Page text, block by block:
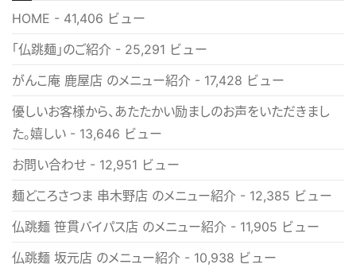
HOME - 41,406 ビュー
「仏跳麺」のご紹介 - 25,291 ビュー
がんこ庵 鹿屋店 のメニュー紹介 - 17,428 ビュー
優しいお客様から、あたたかい励ましのお声をいただきまし
た。嬉しい - 13,646 ビュー
お問い合わせ - 12,951 ビュー
麺どころさつま 串木野店 のメニュー紹介 - 12,385 ビュー
仏跳麺 笹貫バイパス店 のメニュー紹介 - 11,905 ビュー
仏跳麺 坂元店 のメニュー紹介 - 10,938 ビュー